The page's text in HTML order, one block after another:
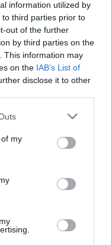
information utilized by
third parties prior to
out of the further
by third parties on the
This information may
on the IAB’s List of
disclose it to other
my
uczenie
”.
romantyków, dla
Podmiot liryczny,
jest bliższy
gdzie
myślenia jest